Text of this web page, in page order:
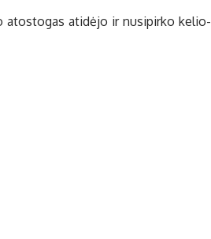
atos­to­gas ati­dė­jo ir nu­si­pir­ko ke­lio­